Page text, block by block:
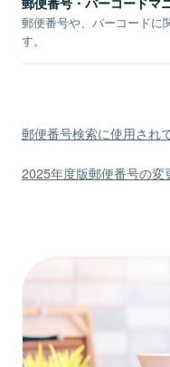
郵便番号や、バーコードに
す。
郵便番号検索に使用され
2025年度版郵便番号の変